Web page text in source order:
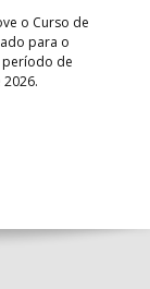
o Curso de
para o
período de